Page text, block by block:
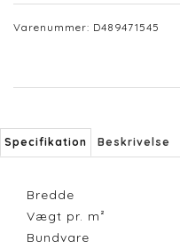
Varenummer: D489471545
Specifikation Beskrivelse
Bredde
Vægt pr. m²
Bundvare